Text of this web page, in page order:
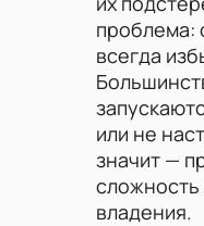
проблема:
всегда
или не
значит —
сложность
владения.